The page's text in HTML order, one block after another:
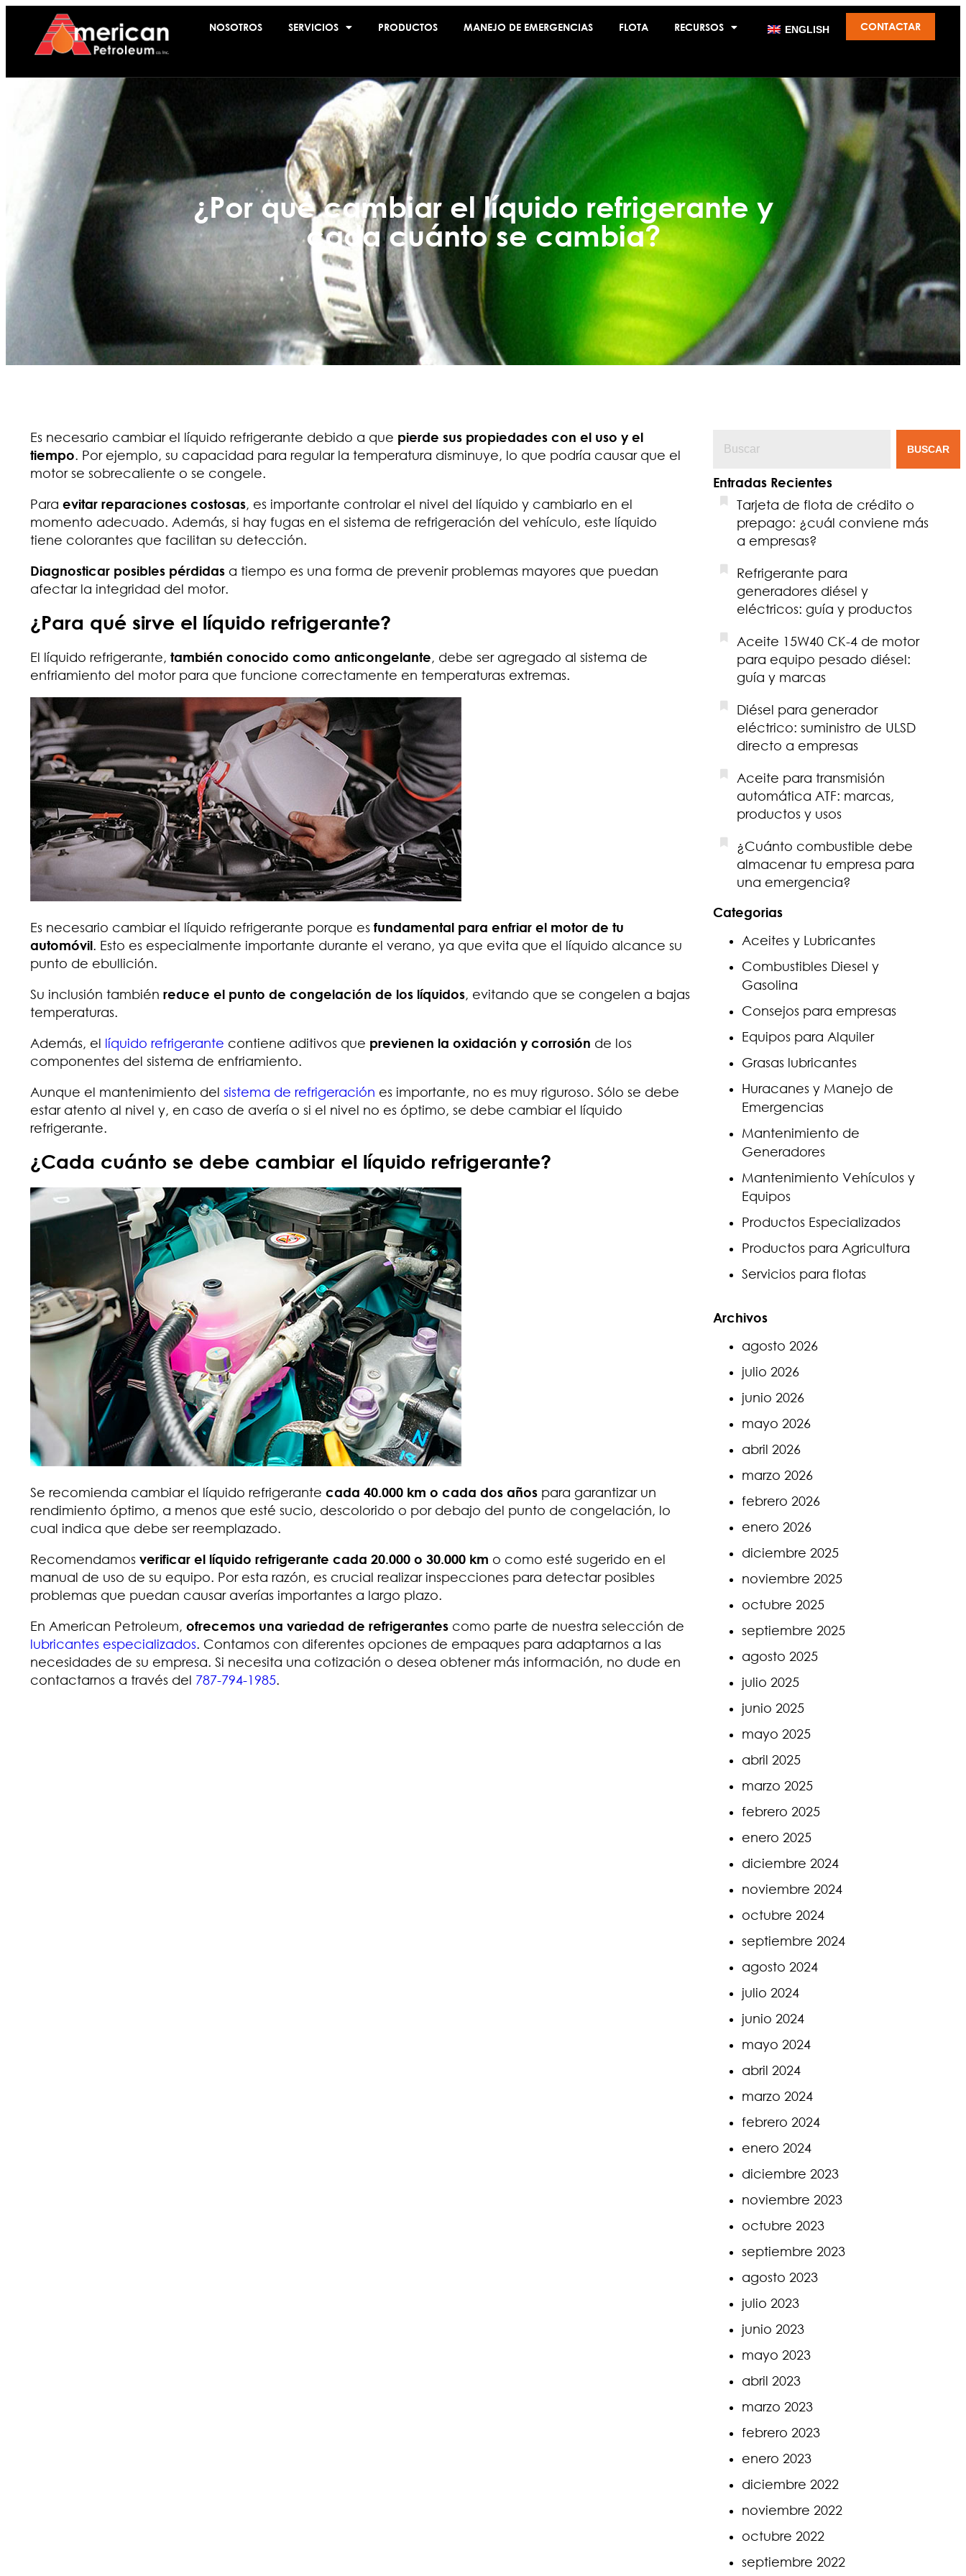
NOSOTROS SERVICIOS PRODUCTOS MANEJO DE EMERGENCIAS FLOTA RECURSOS ENGLISH CONTACTAR
¿Por qué cambiar el líquido refrigerante y
cada cuánto se cambia?
Es necesario cambiar el líquido refrigerante debido a que pierde sus propiedades con el uso y el
tiempo. Por ejemplo, su capacidad para regular la temperatura disminuye, lo que podría causar que el
motor se sobrecaliente o se congele.
Para evitar reparaciones costosas, es importante controlar el nivel del líquido y cambiarlo en el
momento adecuado. Además, si hay fugas en el sistema de refrigeración del vehículo, este líquido
tiene colorantes que facilitan su detección.
Diagnosticar posibles pérdidas a tiempo es una forma de prevenir problemas mayores que puedan
afectar la integridad del motor.
¿Para qué sirve el líquido refrigerante?
El líquido refrigerante, también conocido como anticongelante, debe ser agregado al sistema de
enfriamiento del motor para que funcione correctamente en temperaturas extremas.
Es necesario cambiar el líquido refrigerante porque es fundamental para enfriar el motor de tu
automóvil. Esto es especialmente importante durante el verano, ya que evita que el líquido alcance su
punto de ebullición.
Su inclusión también reduce el punto de congelación de los líquidos, evitando que se congelen a bajas
temperaturas.
Además, el líquido refrigerante contiene aditivos que previenen la oxidación y corrosión de los
componentes del sistema de enfriamiento.
Aunque el mantenimiento del sistema de refrigeración es importante, no es muy riguroso. Sólo se debe
estar atento al nivel y, en caso de avería o si el nivel no es óptimo, se debe cambiar el líquido
refrigerante.
¿Cada cuánto se debe cambiar el líquido refrigerante?
Se recomienda cambiar el líquido refrigerante cada 40.000 km o cada dos años para garantizar un
rendimiento óptimo, a menos que esté sucio, descolorido o por debajo del punto de congelación, lo
cual indica que debe ser reemplazado.
Recomendamos verificar el líquido refrigerante cada 20.000 o 30.000 km o como esté sugerido en el
manual de uso de su equipo. Por esta razón, es crucial realizar inspecciones para detectar posibles
problemas que puedan causar averías importantes a largo plazo.
En American Petroleum, ofrecemos una variedad de refrigerantes como parte de nuestra selección de
lubricantes especializados. Contamos con diferentes opciones de empaques para adaptarnos a las
necesidades de su empresa. Si necesita una cotización o desea obtener más información, no dude en
contactarnos a través del 787-794-1985.
BUSCAR
Entradas Recientes
Tarjeta de flota de crédito o
prepago: ¿cuál conviene más
a empresas?
Refrigerante para
generadores diésel y
eléctricos: guía y productos
Aceite 15W40 CK-4 de motor
para equipo pesado diésel:
guía y marcas
Diésel para generador
eléctrico: suministro de ULSD
directo a empresas
Aceite para transmisión
automática ATF: marcas,
productos y usos
¿Cuánto combustible debe
almacenar tu empresa para
una emergencia?
Categorias
Aceites y Lubricantes
Combustibles Diesel y
Gasolina
Consejos para empresas
Equipos para Alquiler
Grasas lubricantes
Huracanes y Manejo de
Emergencias
Mantenimiento de
Generadores
Mantenimiento Vehículos y
Equipos
Productos Especializados
Productos para Agricultura
Servicios para flotas
Archivos
agosto 2026
julio 2026
junio 2026
mayo 2026
abril 2026
marzo 2026
febrero 2026
enero 2026
diciembre 2025
noviembre 2025
octubre 2025
septiembre 2025
agosto 2025
julio 2025
junio 2025
mayo 2025
abril 2025
marzo 2025
febrero 2025
enero 2025
diciembre 2024
noviembre 2024
octubre 2024
septiembre 2024
agosto 2024
julio 2024
junio 2024
mayo 2024
abril 2024
marzo 2024
febrero 2024
enero 2024
diciembre 2023
noviembre 2023
octubre 2023
septiembre 2023
agosto 2023
julio 2023
junio 2023
mayo 2023
abril 2023
marzo 2023
febrero 2023
enero 2023
diciembre 2022
noviembre 2022
octubre 2022
septiembre 2022